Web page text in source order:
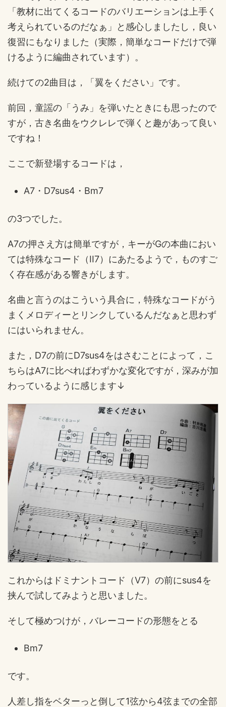
「教材に出てくるコードのバリエーションは上手く
考えられているのだなぁ」と感心しましたし，良い
復習にもなりました（実際，簡単なコードだけで弾
けるように編曲されています）。
続けての2曲目は，「翼をください」です。
前回，童謡の「うみ」を弾いたときにも思ったので
すが，古き名曲をウクレレで弾くと趣があって良い
ですね！
ここで新登場するコードは，
A7・D7sus4・Bm7
の3つでした。
A7の押さえ方は簡単ですが，キーがGの本曲におい
ては特殊なコード（II7）にあたるようで，ものすご
く存在感がある響きがします。
名曲と言うのはこういう具合に，特殊なコードがう
まくメロディーとリンクしているんだなぁと思わず
にはいられません。
また，D7の前にD7sus4をはさむことによって，こ
ちらはA7に比べればわずかな変化ですが，深みが加
わっているように感じます↓
これからはドミナントコード（V7）の前にsus4を
挟んで試してみようと思いました。
そして極めつけが，バレーコードの形態をとる
Bm7
です。
人差し指をベターっと倒して1弦から4弦までの全部